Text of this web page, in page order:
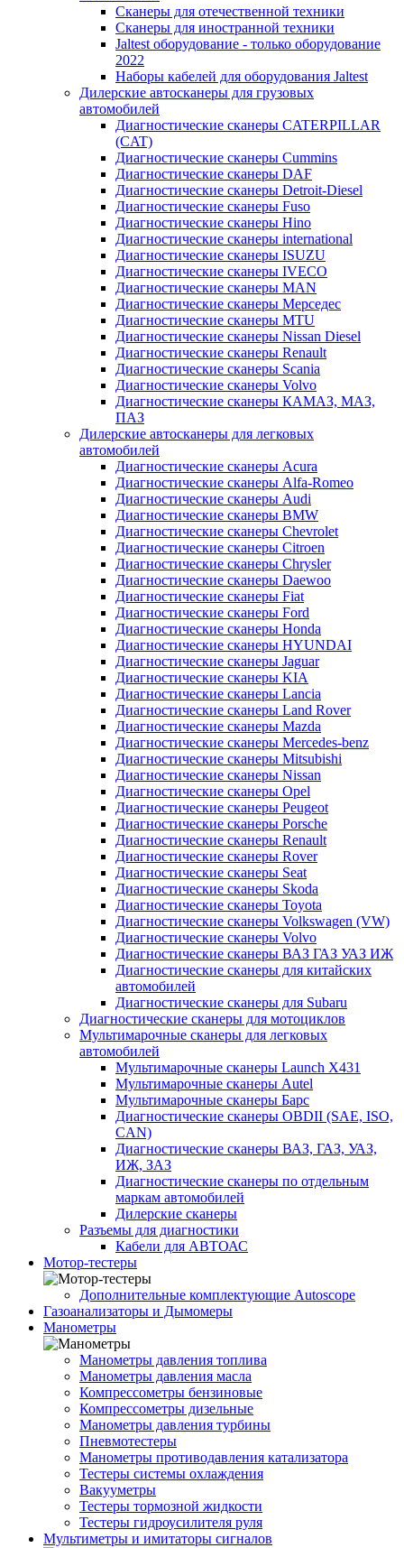
Сканеры для отечественной техники
Сканеры для иностранной техники
Jaltest оборудование - только оборудование
2022
Наборы кабелей для оборудования Jaltest
Дилерские автосканеры для грузовых
автомобилей
Диагностические сканеры CATERPILLAR
(CAT)
Диагностические сканеры Cummins
Диагностические сканеры DAF
Диагностические сканеры Detroit-Diesel
Диагностические сканеры Fuso
Диагностические сканеры Hino
Диагностические сканеры international
Диагностические сканеры ISUZU
Диагностические сканеры IVECO
Диагностические сканеры MAN
Диагностические сканеры Мерседес
Диагностические сканеры MTU
Диагностические сканеры Nissan Diesel
Диагностические сканеры Renault
Диагностические сканеры Scania
Диагностические сканеры Volvo
Диагностические сканеры КАМАЗ, МАЗ,
ПАЗ
Дилерские автосканеры для легковых
автомобилей
Диагностические сканеры Acura
Диагностические сканеры Alfa-Romeo
Диагностические сканеры Audi
Диагностические сканеры BMW
Диагностические сканеры Chevrolet
Диагностические сканеры Citroen
Диагностические сканеры Chrysler
Диагностические сканеры Daewoo
Диагностические сканеры Fiat
Диагностические сканеры Ford
Диагностические сканеры Honda
Диагностические сканеры HYUNDAI
Диагностические сканеры Jaguar
Диагностические сканеры KIA
Диагностические сканеры Lancia
Диагностические сканеры Land Rover
Диагностические сканеры Mazda
Диагностические сканеры Mercedes-benz
Диагностические сканеры Mitsubishi
Диагностические сканеры Nissan
Диагностические сканеры Opel
Диагностические сканеры Peugeot
Диагностические сканеры Porsche
Диагностические сканеры Renault
Диагностические сканеры Rover
Диагностические сканеры Seat
Диагностические сканеры Skoda
Диагностические сканеры Toyota
Диагностические сканеры Volkswagen (VW)
Диагностические сканеры Volvo
Диагностические сканеры ВАЗ ГАЗ УАЗ ИЖ
Диагностические сканеры для китайских
автомобилей
Диагностические сканеры для Subaru
Диагностические сканеры для мотоциклов
Мультимарочные сканеры для легковых
автомобилей
Мультимарочные сканеры Launch X431
Мультимарочные сканеры Autel
Мультимарочные сканеры Барс
Диагностические сканеры OBDII (SAE, ISO,
CAN)
Диагностические сканеры ВАЗ, ГАЗ, УАЗ,
ИЖ, ЗАЗ
Диагностические сканеры по отдельным
маркам автомобилей
Дилерские сканеры
Разъемы для диагностики
Кабели для АВТОАС
Мотор-тестеры
Дополнительные комплектующие Autoscope
Газоанализаторы и Дымомеры
Манометры
Манометры давления топлива
Манометры давления масла
Компрессометры бензиновые
Компрессометры дизельные
Манометры давления турбины
Пневмотестеры
Манометры противодавления катализатора
Тестеры системы охлаждения
Вакууметры
Тестеры тормозной жидкости
Тестеры гидроусилителя руля
Мультиметры и имитаторы сигналов